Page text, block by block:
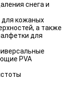
снега и
для кожаных
а также
для
PVA